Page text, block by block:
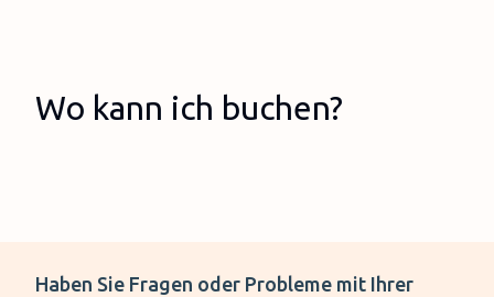
Wo kann ich buchen?
Haben Sie Fragen oder Probleme mit Ihrer